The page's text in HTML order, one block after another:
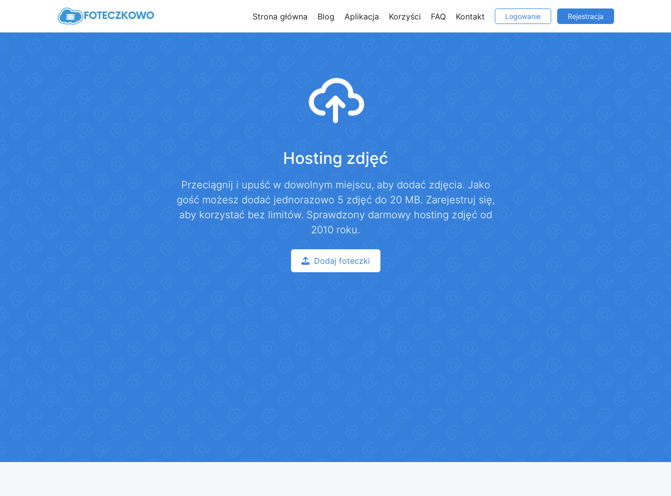
Strona główna Blog Aplikacja Korzyści FAQ Kontakt Logowanie Rejestracja
Hosting zdjęć
Przeciągnij i upuść w dowolnym miejscu, aby dodać zdjęcia. Jako
gość możesz dodać jednorazowo 5 zdjęć do 20 MB. Zarejestruj się,
aby korzystać bez limitów. Sprawdzony darmowy hosting zdjęć od
2010 roku.
Dodaj foteczki